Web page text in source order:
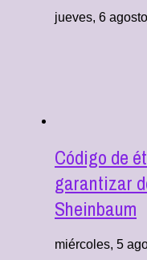
jueves, 6
Código de
garantizar
Sheinbaum
miércoles, 5